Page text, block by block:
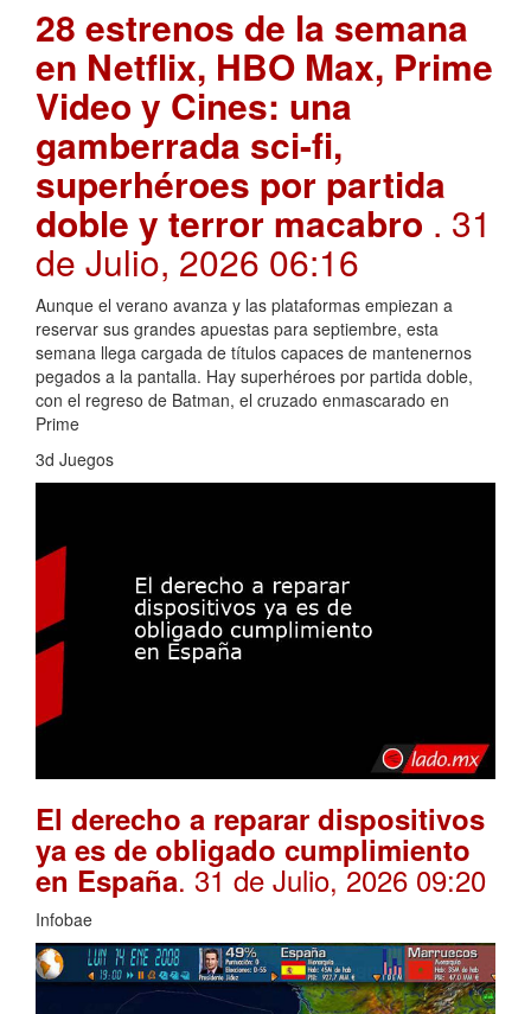
28 estrenos de la semana
en Netflix, HBO Max, Prime
Video y Cines: una
gamberrada sci-fi,
superhéroes por partida
doble y terror macabro . 31
de Julio, 2026 06:16
Aunque el verano avanza y las plataformas empiezan a
reservar sus grandes apuestas para septiembre, esta
semana llega cargada de títulos capaces de mantenernos
pegados a la pantalla. Hay superhéroes por partida doble,
con el regreso de Batman, el cruzado enmascarado en
Prime
3d Juegos
El derecho a reparar dispositivos
ya es de obligado cumplimiento
en España. 31 de Julio, 2026 09:20
Infobae